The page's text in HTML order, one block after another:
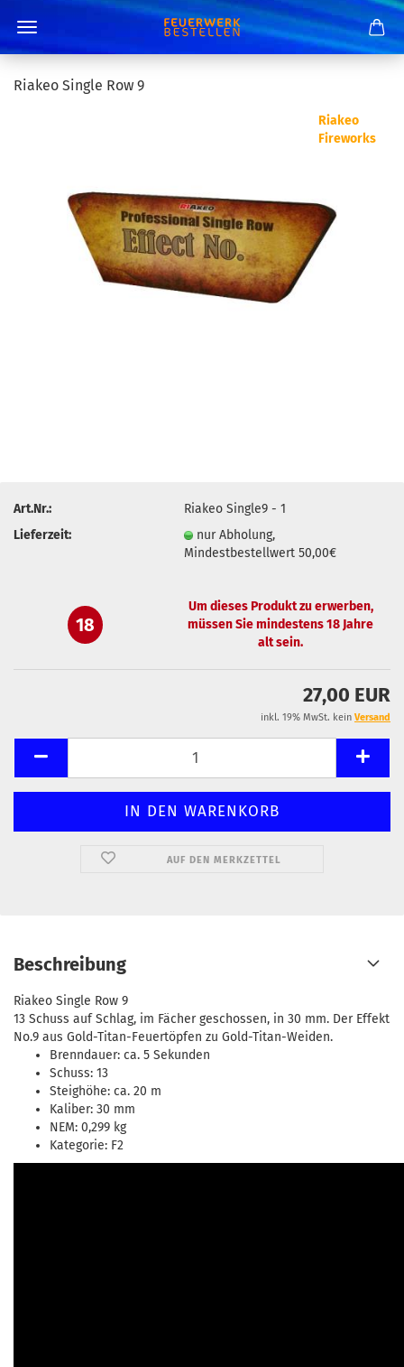
Riakeo Single Row 9
Riakeo
Fireworks
Art.Nr.:
Riakeo Single9 - 1
Lieferzeit:
nur Abholung,
Mindestbestellwert 50,00€
18
Um dieses Produkt zu erwerben,
müssen Sie mindestens 18 Jahre
alt sein.
27,00 EUR
inkl. 19% MwSt. kein Versand
AUF DEN MERKZETTEL
Beschreibung
Riakeo Single Row 9
13 Schuss auf Schlag, im Fächer geschossen, in 30 mm. Der Effekt
No.9 aus Gold-Titan-Feuertöpfen zu Gold-Titan-Weiden.
Brenndauer: ca. 5 Sekunden
Schuss: 13
Steighöhe: ca. 20 m
Kaliber: 30 mm
NEM: 0,299 kg
Kategorie: F2